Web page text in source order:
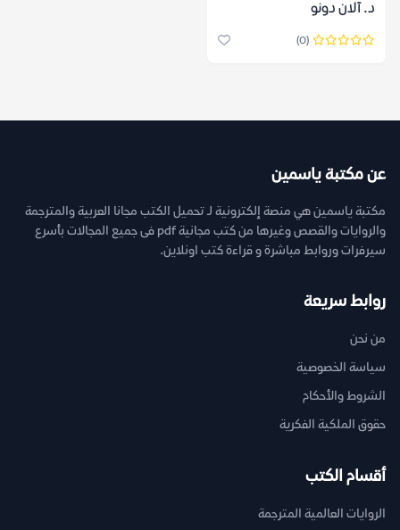
د. آلان دونو
(0)
عن مكتبة ياسمين
مكتبة ياسمين هي منصة إلكترونية لـ تحميل الكتب مجانا العربية والمترجمة
والروايات والقصص وغيرها من كتب مجانية pdf فى جميع المجالات بأسرع
سيرفرات وروابط مباشرة و قراءة كتب اونلاين.
روابط سريعة
من نحن
سياسة الخصوصية
الشروط والأحكام
حقوق الملكية الفكرية
أقسام الكتب
الروايات العالمية المترجمة